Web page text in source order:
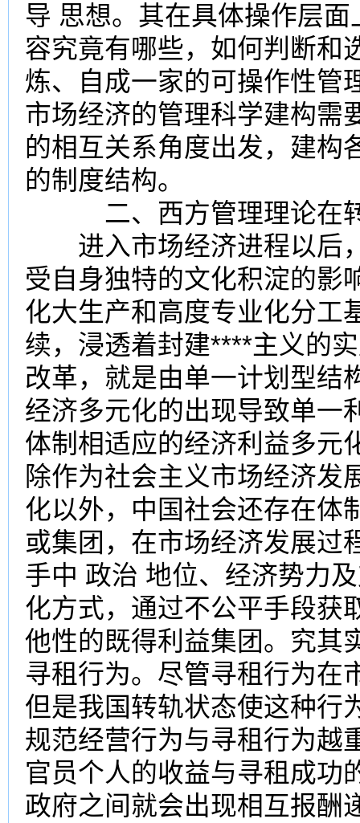
导 思想。其在具体操作层面
容究竟有哪些，如何判断和
炼、自成一家的可操作性管
市场经济的管理科学建构需
的相互关系角度出发，建构
的制度结构。
二、西方管理理论在转
进入市场经济进程以后
受自身独特的文化积淀的影
化大生产和高度专业化分工
续，浸透着封建****主义的
改革，就是由单一计划型结
经济多元化的出现导致单一
体制相适应的经济利益多元
除作为社会主义市场经济发
化以外，中国社会还存在体
或集团，在市场经济发展过
手中 政治 地位、经济势力
化方式，通过不公平手段获
他性的既得利益集团。究其
寻租行为。尽管寻租行为在
但是我国转轨状态使这种行
规范经营行为与寻租行为越
官员个人的收益与寻租成功
政府之间就会出现相互报酬